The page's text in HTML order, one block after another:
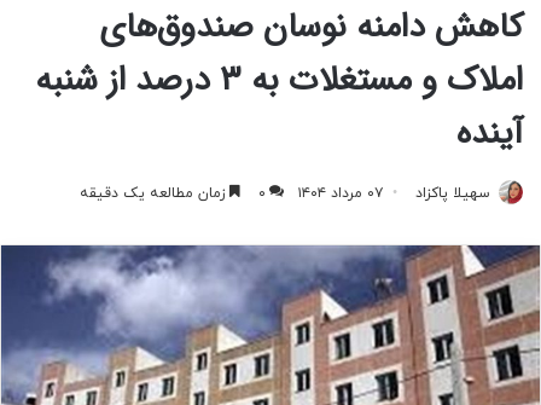
کاهش دامنه نوسان صندوق‌های
املاک و مستغلات به ۳ درصد از شنبه
آینده
سهیلا پاکزاد ۰۷ مرداد ۱۴۰۴ ۰ زمان مطالعه یک دقیقه